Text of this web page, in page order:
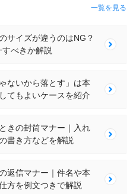
一覧を見る
サイズが違うのはNG？
べきか解説
ないから落とす」は本
てもよいケースを紹介
きの封筒マナー｜入れ
書き方などを解説
返信マナー｜件名や本
方を例文つきで解説